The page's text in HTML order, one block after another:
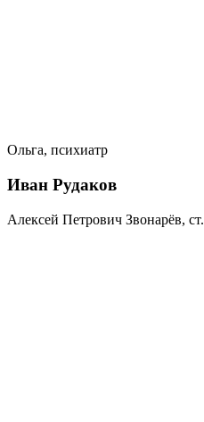
Ольга, психиатр
Иван Рудаков
Алексей Петрович Звонарёв,